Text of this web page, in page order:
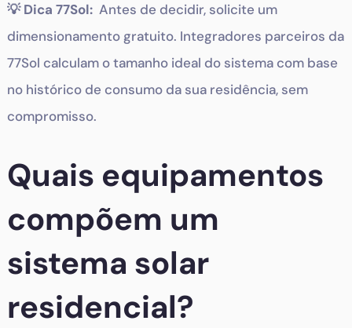
💡 Dica 77Sol: Antes de decidir, solicite um
dimensionamento gratuito. Integradores parceiros da
77Sol calculam o tamanho ideal do sistema com base
no histórico de consumo da sua residência, sem
compromisso.
Quais equipamentos
compõem um
sistema solar
residencial?